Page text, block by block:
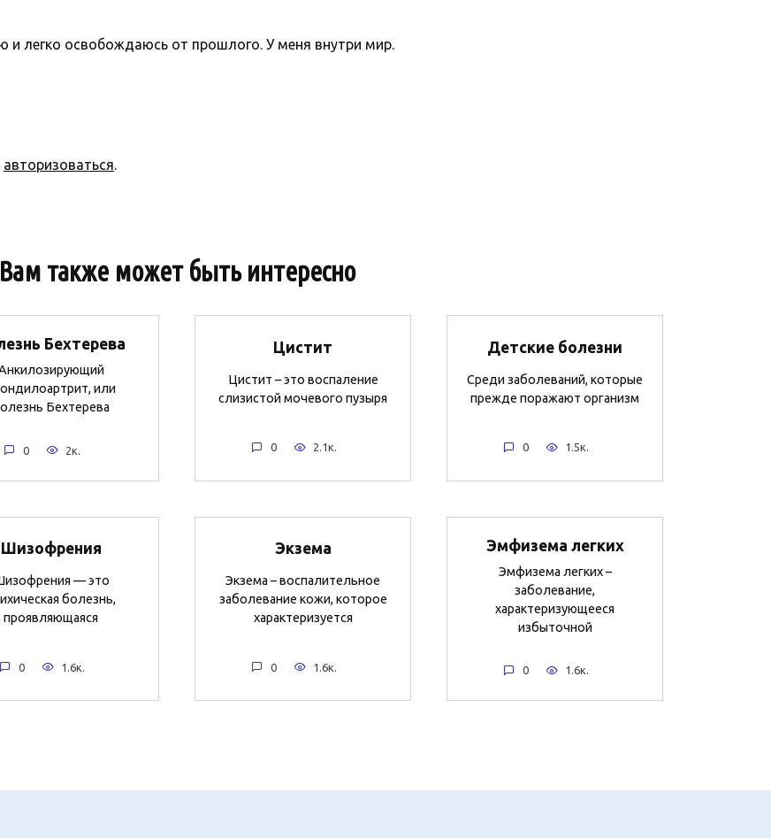
и легко освобождаюсь от прошлого. У меня внутри мир.
авторизоваться.
Вам также может быть интересно
Бехтерева
или
Бехтерева
0 2к.
Цистит
Цистит – это воспаление
слизистой мочевого пузыря
0 2.1к.
Детские болезни
Среди заболеваний, которые
прежде поражают организм
0 1.5к.
Шизофрения
— это
болезнь,
проявляющаяся
0 1.6к.
Экзема
Экзема – воспалительное
заболевание кожи, которое
характеризуется
0 1.6к.
Эмфизема легких
Эмфизема легких –
заболевание,
характеризующееся
избыточной
0 1.6к.